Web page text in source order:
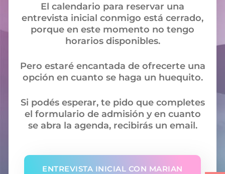
El calendario para reservar una
entrevista inicial conmigo está cerrado,
porque en este momento no tengo
horarios disponibles.
Pero estaré encantada de ofrecerte una
opción en cuanto se haga un huequito.
Si podés esperar, te pido que completes
el formulario de admisión y en cuanto
se abra la agenda, recibirás un email.
ENTREVISTA INICIAL CON MARIAN